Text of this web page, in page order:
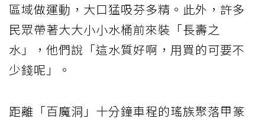
區域做運動，大口猛吸芬多精。此外，許多
民眾帶著大大小小水桶前來裝「長壽之
水」，他們說「這水質好啊，用買的可要不
少錢呢」。
距離「百魔洞」十分鐘車程的瑤族聚落甲篆